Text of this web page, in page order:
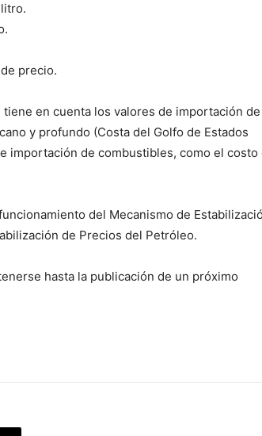
precio.
en cuenta los valores de importación de
y profundo (Costa del Golfo de Estados
importación de combustibles, como el costo
del Mecanismo de
de Precios del Petróleo.
hasta la publicación de un próximo